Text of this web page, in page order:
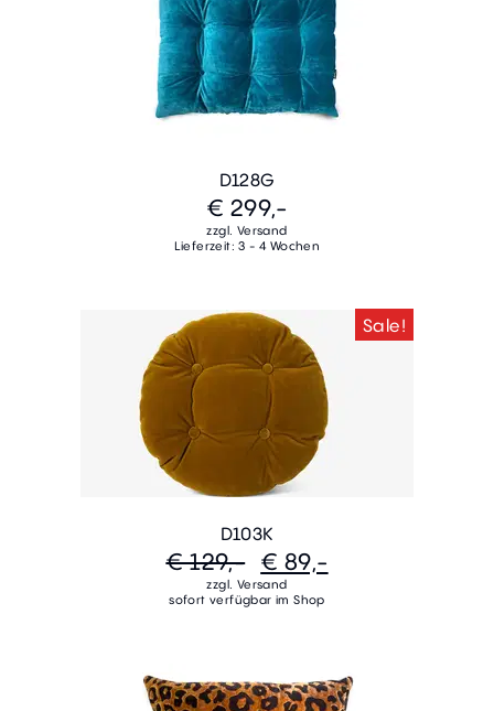
D128G
€ 299,-
zzgl. Versand
Lieferzeit: 3 - 4 Wochen
Sale!
D103K
€ 129,- € 89,-
zzgl. Versand
sofort verfügbar im Shop